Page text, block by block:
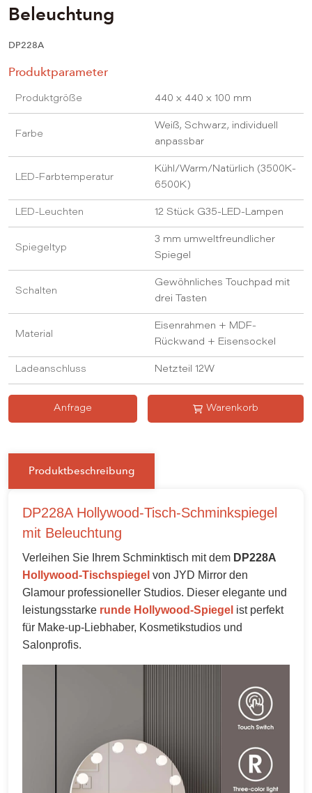
Beleuchtung
DP228A
Produktparameter
Produktgröße 440 x 440 x 100 mm
Farbe
Weiß, Schwarz, individuell
anpassbar
LED-Farbtemperatur
Kühl/Warm/Natürlich (3500K-
6500K)
LED-Leuchten 12 Stück G35-LED-Lampen
Spiegeltyp
3 mm umweltfreundlicher
Spiegel
Schalten
Gewöhnliches Touchpad mit
drei Tasten
Material
Eisenrahmen + MDF-
Rückwand + Eisensockel
Ladeanschluss Netzteil 12W
Anfrage Warenkorb
Produktbeschreibung
DP228A Hollywood-Tisch-Schminkspiegel
mit Beleuchtung
Verleihen Sie Ihrem Schminktisch mit dem DP228A
Hollywood-Tischspiegel von JYD Mirror den
Glamour professioneller Studios. Dieser elegante und
leistungsstarke runde Hollywood-Spiegel ist perfekt
für Make-up-Liebhaber, Kosmetikstudios und
Salonprofis.